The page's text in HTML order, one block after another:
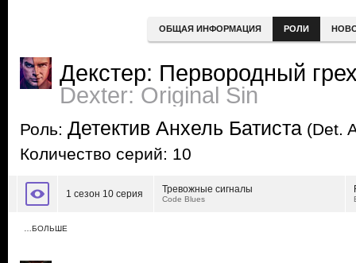
ОБЩАЯ ИНФОРМАЦИЯ РОЛИ
Декстер: Первородный
Dexter: Original Sin
Роль: Детектив Анхель Батиста (Det.
Количество серий: 10
1 сезон 10 серия Тревожные сигналы
Code Blues
…БОЛЬШЕ